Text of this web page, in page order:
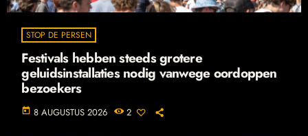
STOP DE PERSEN
Festivals hebben steeds grotere
geluidsinstallaties nodig vanwege oordoppen
bezoekers
today 8 AUGUSTUS 2026 2